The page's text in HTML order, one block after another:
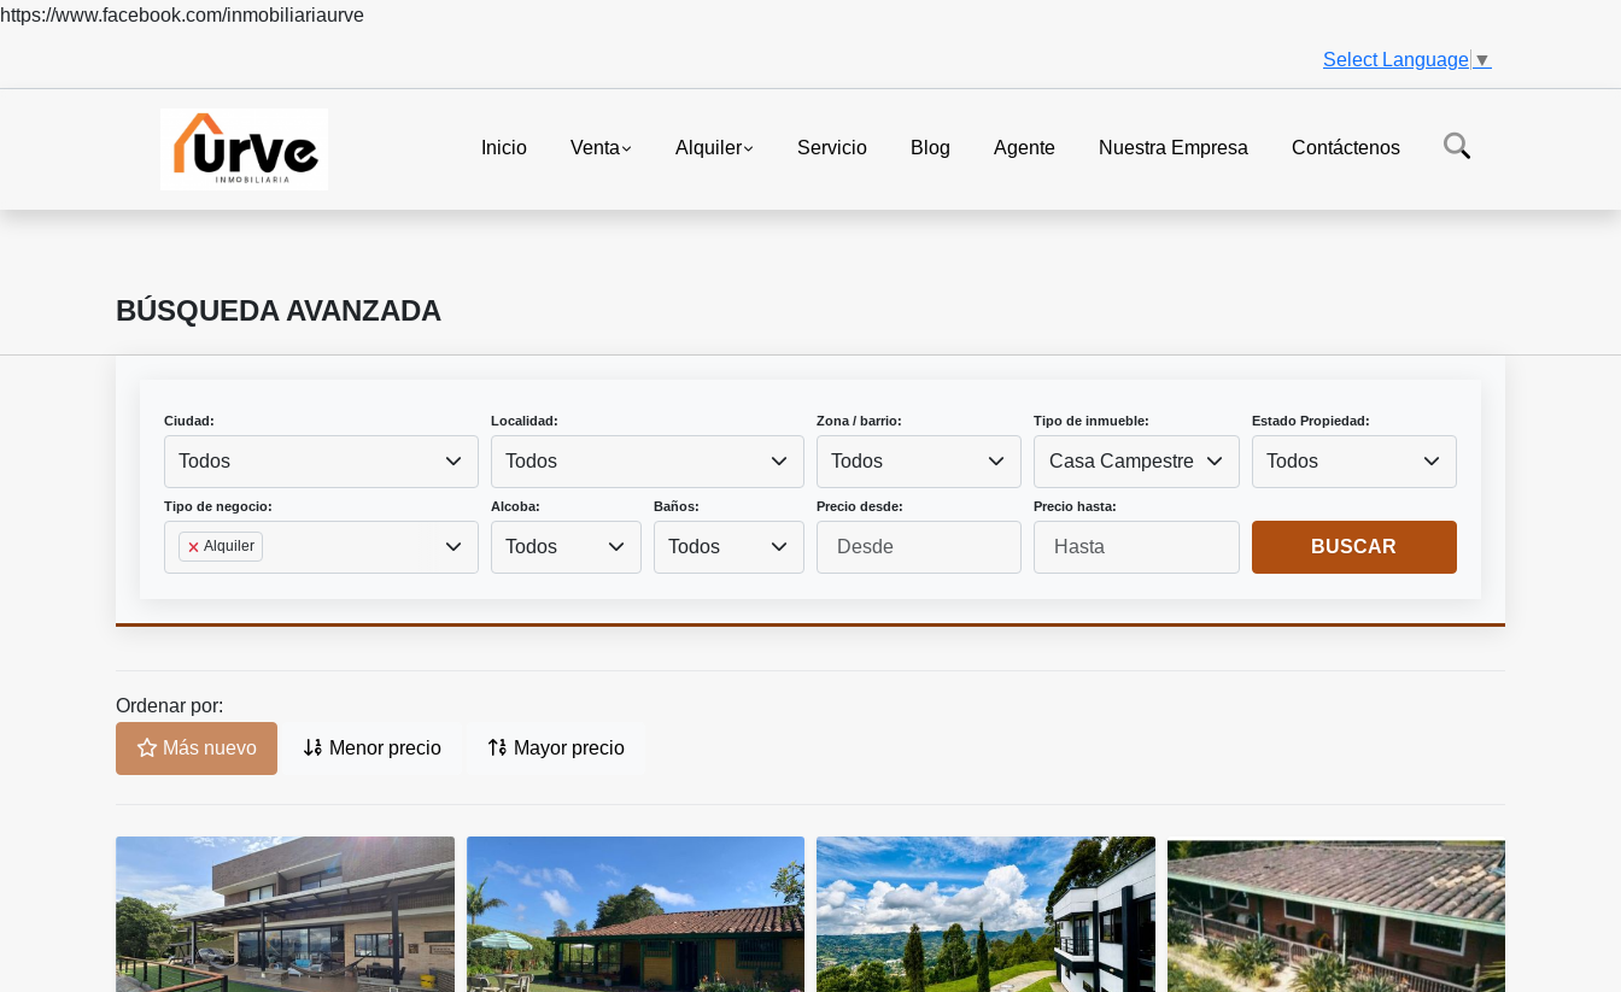
https://www.facebook.com/inmobiliariaurve
Select Language ▼
Inicio Venta Alquiler Servicio Blog Agente Nuestra Empresa Contáctenos
BÚSQUEDA AVANZADA
Ciudad:
Todos
Localidad:
Todos
Zona / barrio:
Todos
Tipo de inmueble:
Casa Campestre
Estado Propiedad:
Todos
Tipo de negocio:
Alquiler
Alcoba:
Todos
Baños:
Todos
Precio desde: Precio hasta:
BUSCAR
Ordenar por:
Más nuevo Menor precio Mayor precio